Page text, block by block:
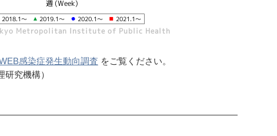
感染症発生動向調査 をご覧ください。
究機構）